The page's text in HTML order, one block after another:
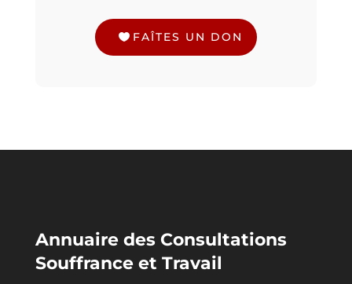
FAÎTES UN DON
Annuaire des Consultations
Souffrance et Travail